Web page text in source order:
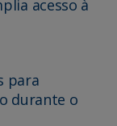
acesso à
para
durante o